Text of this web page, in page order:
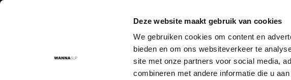
Deze website maakt gebruik van cookies
We gebruiken cookies om content en
bieden en om ons websiteverkeer te
site met onze partners voor social media,
combineren met andere informatie die u
Instructievideo's